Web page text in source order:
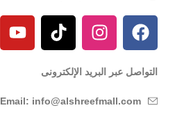
التواصل عبر البريد الإلكترونى
Email: info@alshreefmall.com